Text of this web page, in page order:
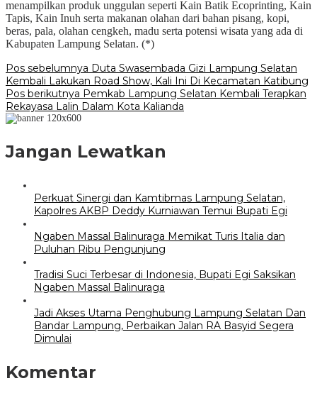
menampilkan produk unggulan seperti Kain Batik Ecoprinting, Kain
Tapis, Kain Inuh serta makanan olahan dari bahan pisang, kopi,
beras, pala, olahan cengkeh, madu serta potensi wisata yang ada di
Kabupaten Lampung Selatan. (*)
Navigasi
pos
Pos sebelumnya Duta Swasembada Gizi Lampung Selatan
Kembali Lakukan Road Show, Kali Ini Di Kecamatan Katibung
Pos berikutnya Pemkab Lampung Selatan Kembali Terapkan
Rekayasa Lalin Dalam Kota Kalianda
Jangan Lewatkan
Perkuat Sinergi dan Kamtibmas Lampung Selatan,
Kapolres AKBP Deddy Kurniawan Temui Bupati Egi
Ngaben Massal Balinuraga Memikat Turis Italia dan
Puluhan Ribu Pengunjung
Tradisi Suci Terbesar di Indonesia, Bupati Egi Saksikan
Ngaben Massal Balinuraga
Jadi Akses Utama Penghubung Lampung Selatan Dan
Bandar Lampung, Perbaikan Jalan RA Basyid Segera
Dimulai
Komentar